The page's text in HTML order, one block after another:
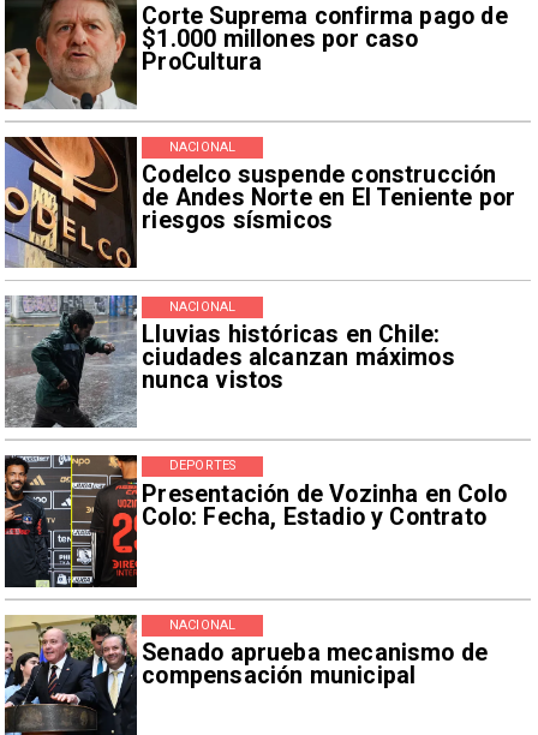
Corte Suprema confirma pago de
$1.000 millones por caso
ProCultura
Codelco suspende construcción
de Andes Norte en El Teniente por
riesgos sísmicos
NACIONAL
Lluvias históricas en Chile:
ciudades alcanzan máximos
nunca vistos
NACIONAL
Presentación de Vozinha en Colo
Colo: Fecha, Estadio y Contrato
DEPORTES
Senado aprueba mecanismo de
compensación municipal
NACIONAL